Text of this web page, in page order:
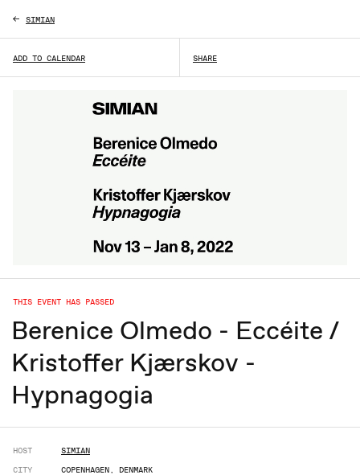
ADD TO CALENDAR SHARE
THIS EVENT HAS PASSED
Berenice Olmedo - Eccéite /
Kristoffer Kjærskov -
Hypnagogia
HOST
SIMIAN
CITY
COPENHAGEN, DENMARK
SIMIAN